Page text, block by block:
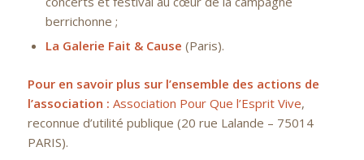
berrichonne ;
La Galerie Fait & Cause (Paris).
Pour en savoir plus sur l’ensemble des actions de
l’association : Association Pour Que l’Esprit Vive,
reconnue d’utilité publique (20 rue Lalande – 75014
PARIS).